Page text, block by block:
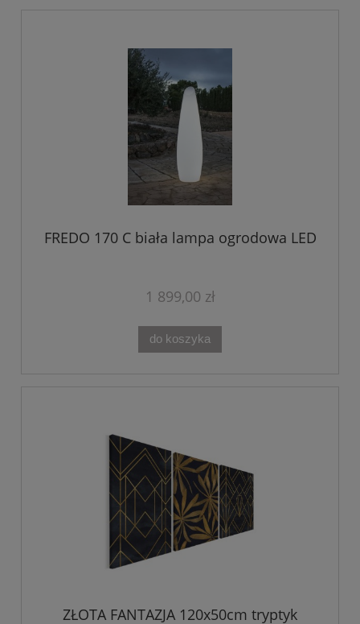
FREDO 170 C biała lampa ogrodowa LED
1 899,00 zł
do koszyka
ZŁOTA FANTAZJA 120x50cm tryptyk